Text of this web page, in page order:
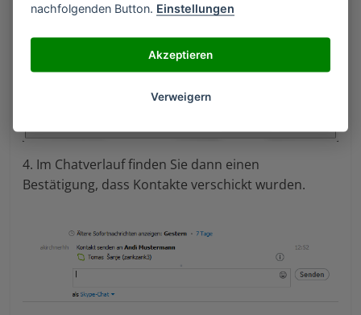
4. Im Chatverlauf finden Sie dann einen
Bestätigung, dass Kontakte verschickt wurden.
nachfolgenden Button. Einstellungen
Akzeptieren
Verweigern